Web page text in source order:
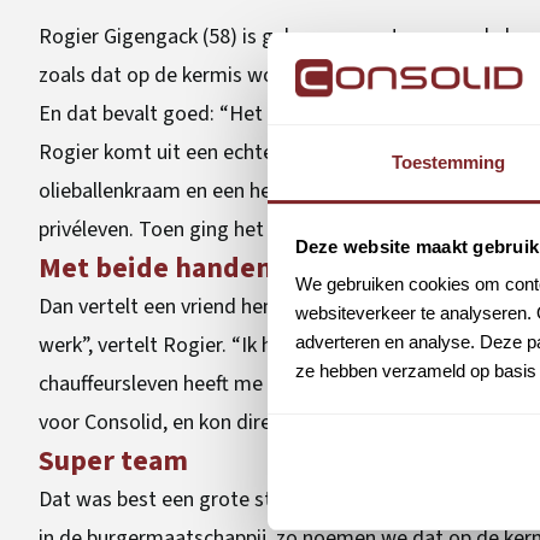
Toestemming
Deze website maakt
We gebruiken cookies om
websiteverkeer te analyseren.
adverteren en analyse. Deze
ze hebben verzameld op
Rogier Gigengack (58) is geboren en getogen op de
zoals dat op de kermis wordt genoemd. Via Consolid
En dat bevalt goed: “Het is gewoon supermooi werk!”
Rogier komt uit een echte kermisfamilie en heeft zijn
olieballenkraam en een hengelspel gehad”, vertelt hij.
privéleven. Toen ging het minder.”
Met beide handen
Dan vertelt een vriend hem over het werk voor Scania
werk”, vertelt Rogier. “Ik heb de kans met beide
chauffeursleven heeft me altijd getrokken en Scania is
voor Consolid, en kon direct aan de slag.”
Super team
Dat was best een grote stap voor Rogier. “Ik heb mijn